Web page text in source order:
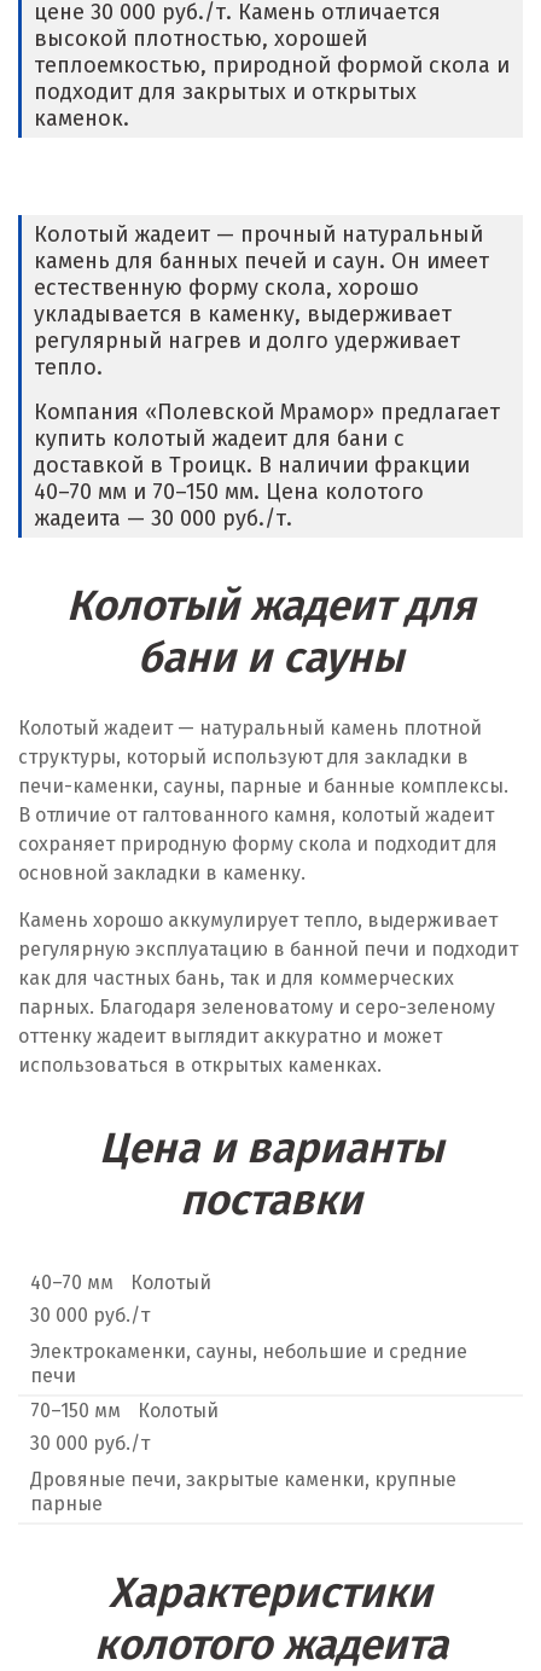
цене 30 000 руб./т. Камень отличается
высокой плотностью, хорошей
теплоемкостью, природной формой скола и
подходит для закрытых и открытых
каменок.
Колотый жадеит — прочный натуральный
камень для банных печей и саун. Он имеет
естественную форму скола, хорошо
укладывается в каменку, выдерживает
регулярный нагрев и долго удерживает
тепло.
Компания «Полевской Мрамор» предлагает
купить колотый жадеит для бани с
доставкой в Троицк. В наличии фракции
40–70 мм и 70–150 мм. Цена колотого
жадеита — 30 000 руб./т.
Колотый жадеит для
бани и сауны
Колотый жадеит — натуральный камень плотной
структуры, который используют для закладки в
печи-каменки, сауны, парные и банные комплексы.
В отличие от галтованного камня, колотый жадеит
сохраняет природную форму скола и подходит для
основной закладки в каменку.
Камень хорошо аккумулирует тепло, выдерживает
регулярную эксплуатацию в банной печи и подходит
как для частных бань, так и для коммерческих
парных. Благодаря зеленоватому и серо-зеленому
оттенку жадеит выглядит аккуратно и может
использоваться в открытых каменках.
Цена и варианты
поставки
40–70 мм
Колотый
30 000 руб./т
Электрокаменки, сауны, небольшие и средние
печи
70–150 мм
Колотый
30 000 руб./т
Дровяные печи, закрытые каменки, крупные
парные
Характеристики
колотого жадеита